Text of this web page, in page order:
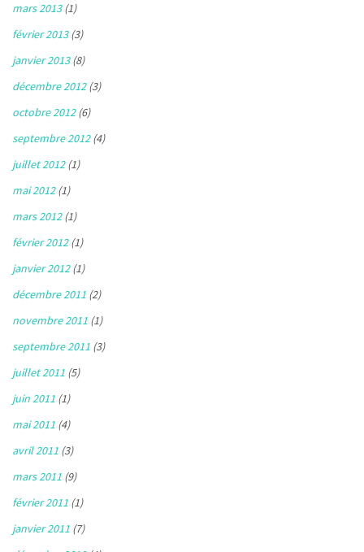
mars 2013(1)
février 2013(3)
janvier 2013(8)
décembre 2012(3)
octobre 2012(6)
septembre 2012(4)
juillet 2012(1)
mai 2012(1)
mars 2012(1)
février 2012(1)
janvier 2012(1)
décembre 2011 (2)
novembre 2011 (1)
septembre 2011 (3)
juillet 2011 (5)
juin 2011 (1)
mai 2011 (4)
avril 2011 (3)
mars 2011 (9)
février 2011 (1)
janvier 2011 (7)